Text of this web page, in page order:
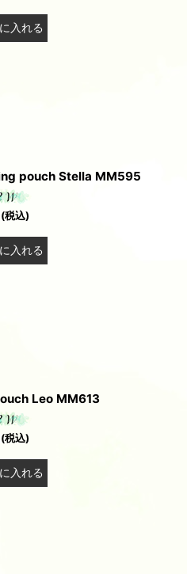
入れる
pouch Stella MM595
(税込)
入れる
Leo MM613
(税込)
入れる